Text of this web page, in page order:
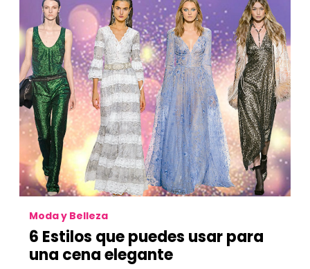
Moda y Belleza
6 Estilos que puedes usar para
una cena elegante